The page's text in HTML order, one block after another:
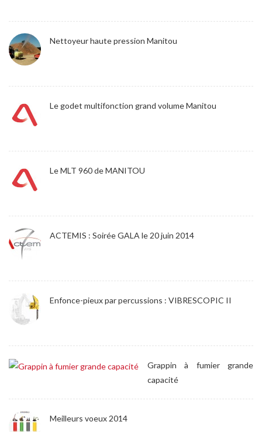
Nettoyeur haute pression Manitou
Le godet multifonction grand volume Manitou
Le MLT 960 de MANITOU
ACTEMIS : Soirée GALA le 20 juin 2014
Enfonce-pieux par percussions : VIBRESCOPIC II
Grappin à fumier grande
capacité
Meilleurs voeux 2014